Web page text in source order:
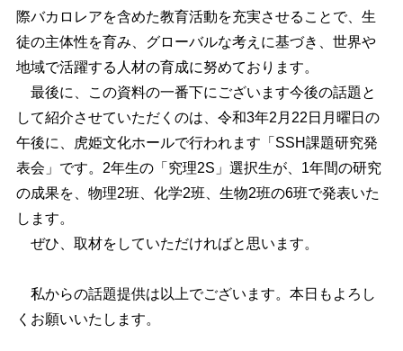
際バカロレアを含めた教育活動を充実させることで、生
徒の主体性を育み、グローバルな考えに基づき、世界や
地域で活躍する人材の育成に努めております。
最後に、この資料の一番下にございます今後の話題と
して紹介させていただくのは、令和3年2月22日月曜日の
午後に、虎姫文化ホールで行われます「SSH課題研究発
表会」です。2年生の「究理2S」選択生が、1年間の研究
の成果を、物理2班、化学2班、生物2班の6班で発表いた
します。
ぜひ、取材をしていただければと思います。
私からの話題提供は以上でございます。本日もよろし
くお願いいたします。